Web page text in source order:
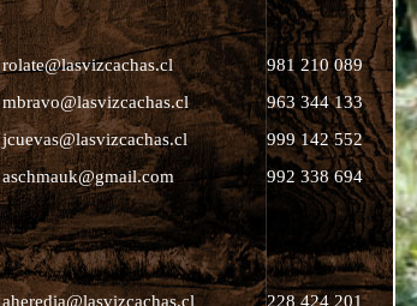
rolate@lasvizcachas.cl
981 210 089
mbravo@lasvizcachas.cl
963 344 133
jcuevas@lasvizcachas.cl
999 142 552
aschmauk@gmail.com 992 338 694
aheredia@lasvizcachas.cl 228 424 201